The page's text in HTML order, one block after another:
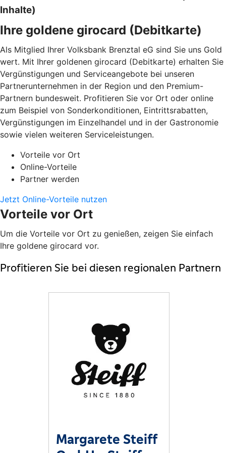
Inhalte)
Ihre goldene girocard (Debitkarte)
Als Mitglied Ihrer Volksbank Brenztal eG sind Sie uns Gold
wert. Mit Ihrer goldenen girocard (Debitkarte) erhalten Sie
Vergünstigungen und Serviceangebote bei unseren
Partnerunternehmen in der Region und den Premium-
Partnern bundesweit. Profitieren Sie vor Ort oder online
zum Beispiel von Sonderkonditionen, Eintrittsrabatten,
Vergünstigungen im Einzelhandel und in der Gastronomie
sowie vielen weiteren Serviceleistungen.
Vorteile vor Ort
Online-Vorteile
Partner werden
Jetzt Online-Vorteile nutzen
Vorteile vor Ort
Um die Vorteile vor Ort zu genießen, zeigen Sie einfach
Ihre goldene girocard vor.